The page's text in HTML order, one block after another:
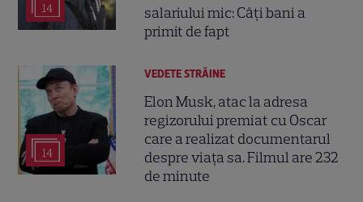
14
salariului mic: Câți bani a
primit de fapt
14
VEDETE STRĂINE
Elon Musk, atac la adresa
regizorului premiat cu Oscar
care a realizat documentarul
despre viața sa. Filmul are 232
de minute